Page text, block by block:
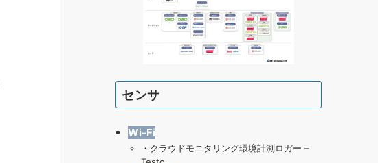
センサ
Wi-Fi
・ クラウドモニタリング環境計測ロガー –